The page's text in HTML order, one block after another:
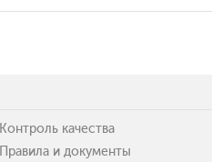
Контроль качества
Правила и документы